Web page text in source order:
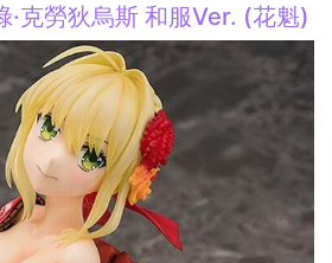
·克勞狄烏斯 和服Ver. (花魁)